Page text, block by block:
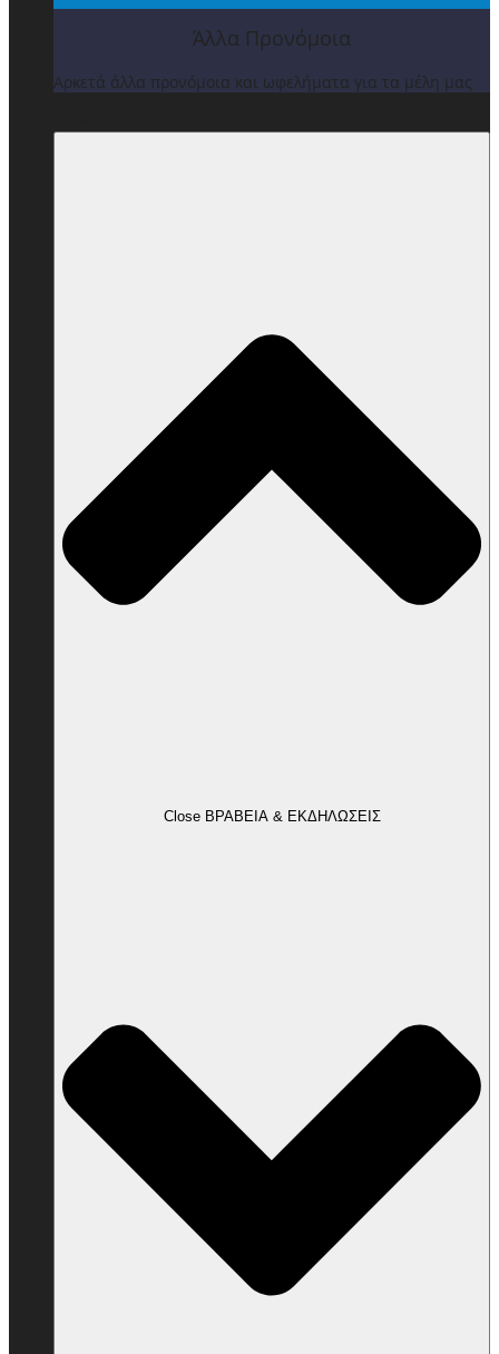
Άλλα Προνόμοια
Αρκετά άλλα προνόμοια και ωφελήματα για τα μέλη μας
Close ΒΡΑΒΕΙΑ & ΕΚΔΗΛΩΣΕΙΣ